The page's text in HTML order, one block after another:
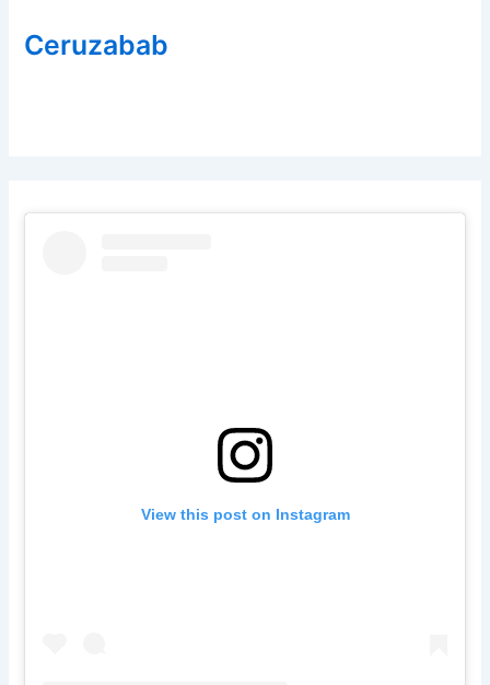
Ceruzabab
View this post on Instagram